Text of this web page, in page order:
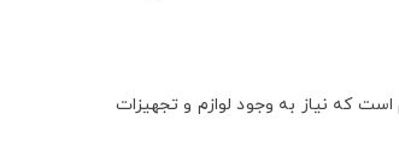
است که نیاز به وجود لوازم و تجهیزات